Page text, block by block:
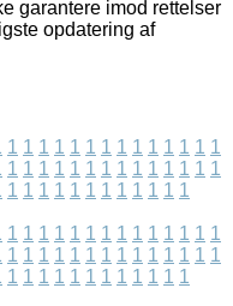
garantere imod rettelser
opdatering af
1 1 1 1 1 1 1 1 1 1 1 1 1 1
1 1 1 1 1 1 1 1 1 1 1 1 1 1
1 1 1 1 1 1 1 1 1 1 1 1
1 1 1 1 1 1 1 1 1 1 1 1 1 1
1 1 1 1 1 1 1 1 1 1 1 1 1 1
1 1 1 1 1 1 1 1 1 1 1 1